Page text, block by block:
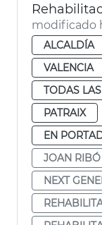
modificado
ALCALDÍA
VALENCIA
TODAS
PATRAIX
EN
JOAN RIBÓ
NEXT